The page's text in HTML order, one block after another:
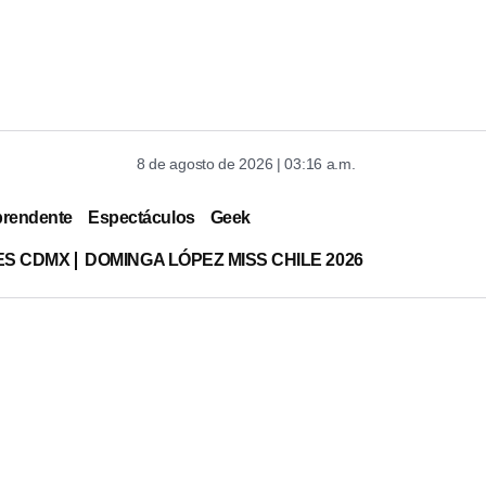
8 de agosto de 2026 | 03:16 a.m.
Espectáculos Geek
CDMX DOMINGA LÓPEZ MISS CHILE 2026